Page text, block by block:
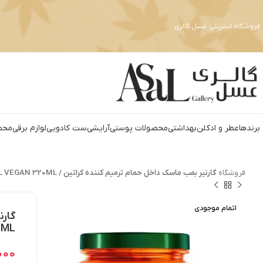
فروشگاه اینترنتی عسل گالری
برندهاعطر و ادکلنبهداشتيمحصولات پوستیآرايشيست کادوييلوازم برقي
فروشگاه گارنیر بمب ماسک داخل حمام ترمیم کننده کراتین / GARNIER FRUCTIS KERATING HAIR BOMB REPAIRING MASK 98% NATURAL VEGAN 320ML
اتمام موجودی